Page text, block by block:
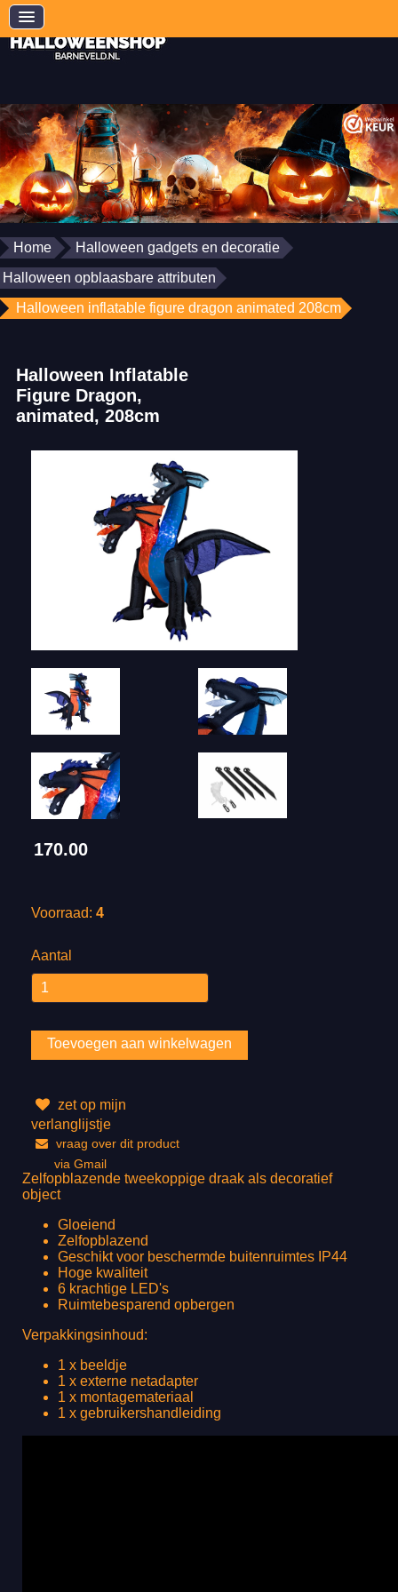
Home
Halloween gadgets en decoratie
Halloween opblaasbare attributen
Halloween inflatable figure dragon animated 208cm
Halloween Inflatable
Figure Dragon,
animated, 208cm
170.00
Voorraad: 4
Aantal
zet op mijn
verlanglijstje
vraag over dit product
via Gmail
Zelfopblazende tweekoppige draak als decoratief
object
Gloeiend
Zelfopblazend
Geschikt voor beschermde buitenruimtes IP44
Hoge kwaliteit
6 krachtige LED's
Ruimtebesparend opbergen
Verpakkingsinhoud:
1 x beeldje
1 x externe netadapter
1 x montagemateriaal
1 x gebruikershandleiding